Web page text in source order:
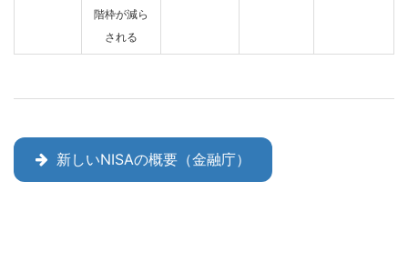
階枠が減ら
される
新しいNISAの概要（金融庁）